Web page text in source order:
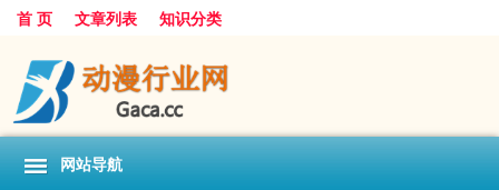
首 页 文章列表 知识分类
网站导航